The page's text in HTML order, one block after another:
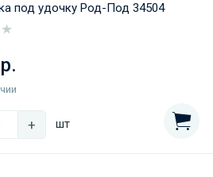
под удочку Род-Под 34504
+ шт